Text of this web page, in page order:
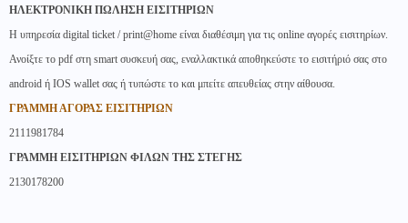
ΗΛΕΚΤΡΟΝΙΚΗ ΠΩΛΗΣΗ ΕΙΣΙΤΗΡΙΩΝ
Η υπηρεσία digital ticket / print@home είναι διαθέσιμη για τις online αγορές εισιτηρίων.
Ανοίξτε το pdf στη smart συσκευή σας, εναλλακτικά αποθηκεύστε το εισιτήριό σας στο
android ή IOS wallet σας ή τυπώστε το και μπείτε απευθείας στην αίθουσα.
ΓΡΑΜΜΗ ΑΓΟΡΑΣ ΕΙΣΙΤΗΡΙΩΝ
2111981784
ΓΡΑΜΜΗ ΕΙΣΙΤΗΡΙΩΝ ΦΙΛΩΝ ΤΗΣ ΣΤΕΓΗΣ
2130178200